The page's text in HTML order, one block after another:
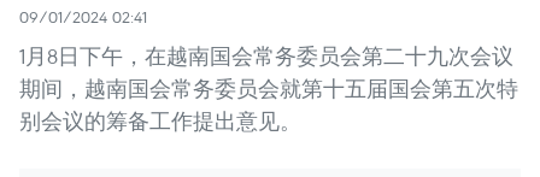
09/01/2024 02:41
1月8日下午，在越南国会常务委员会第二十九次会议
期间，越南国会常务委员会就第十五届国会第五次特
别会议的筹备工作提出意见。